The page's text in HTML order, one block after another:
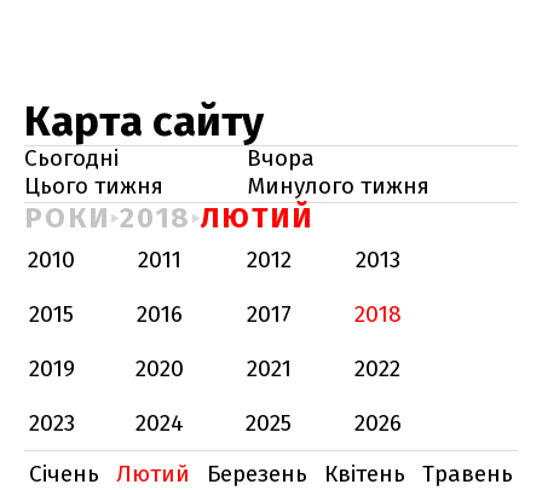
Карта сайту
Сьогодні
Вчора
Цього тижня
Минулого тижня
РОКИ 2018 ЛЮТИЙ
2010 2011 2012
2013
2015
2016 2017
2018
2019
2020 2021
2022
2023
2024 2025
2026
Січень
Лютий Березень Квітень
Травень